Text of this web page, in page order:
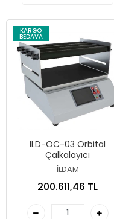
KARGO
BEDAVA
ILD-OC-03 Orbital
Çalkalayıcı
İLDAM
200.611,46 TL